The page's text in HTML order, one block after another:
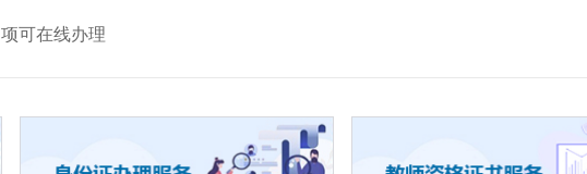
项可在线办理